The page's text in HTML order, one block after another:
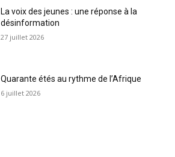
La voix des jeunes : une réponse à la
désinformation
27 juillet 2026
Quarante étés au rythme de l’Afrique
6 juillet 2026